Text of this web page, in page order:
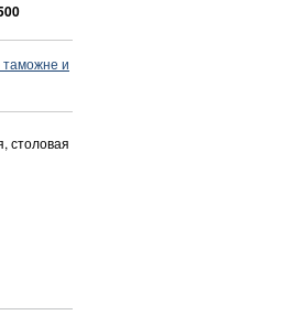
таможне и
столовая